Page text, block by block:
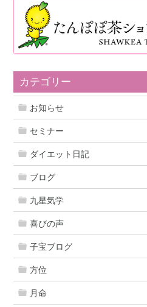
カテゴリー
お知らせ
セミナー
ダイエット日記
ブログ
九星気学
喜びの声
子宝ブログ
方位
月命